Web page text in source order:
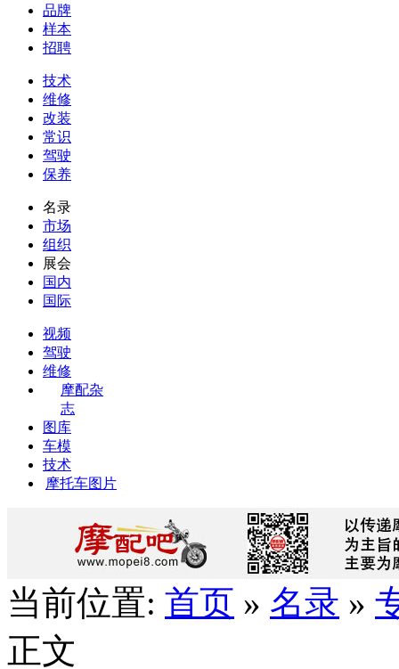
品牌
样本
招聘
技术
维修
改装
常识
驾驶
保养
名录
市场
组织
展会
国内
国际
视频
驾驶
维修
摩配杂
志
图库
车模
技术
摩托车图片
当前位置: 首页 » 名录 »
正文